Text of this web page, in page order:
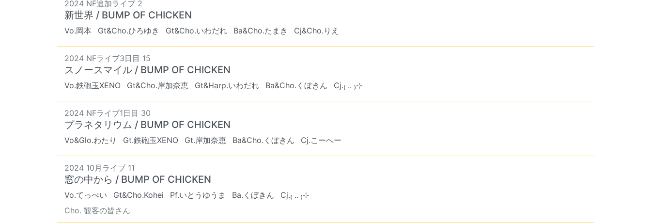
2024 NF追加ライブ 2
新世界 / BUMP OF CHICKEN
Vo.岡本 Gt&Cho.ひろゆき Gt&Cho.いわだれ Ba&Cho.たまき Cj&Cho.りえ
2024 NFライブ3日目 15
スノースマイル / BUMP OF CHICKEN
Vo.鉄砲玉XENO Gt&Cho.岸加奈恵 Gt&Harp.いわだれ Ba&Cho.くぼきん Cj.₍ .. ₎⊹
2024 NFライブ1日目 30
プラネタリウム / BUMP OF CHICKEN
Vo&Glo.わたり Gt.鉄砲玉XENO Gt.岸加奈恵 Ba&Cho.くぼきん Cj.こーへー
2024 10月ライブ 11
窓の中から / BUMP OF CHICKEN
Vo.てっぺい Gt&Cho.Kohei Pf.いとうゆうま Ba.くぼきん
Cj.₍ .. ₎⊹
Cho. 観客の皆さん